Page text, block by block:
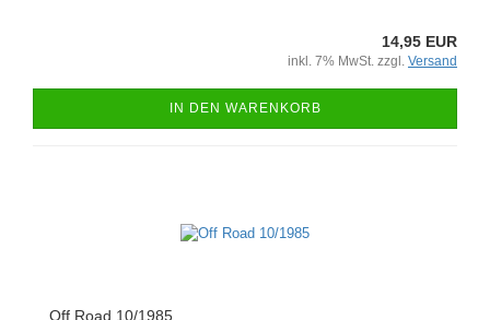
14,95 EUR
inkl. 7% MwSt. zzgl. Versand
IN DEN WARENKORB
Off Road 10/1985